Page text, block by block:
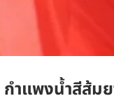
กำแพงน้ำสีส้มย